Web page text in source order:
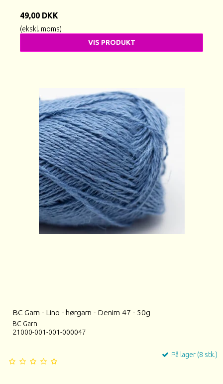
49,00 DKK
(ekskl. moms)
VIS PRODUKT
BC Garn - Lino - hørgarn - Denim 47 - 50g
BC Garn
21000-001-001-000047
På lager (8 stk.)